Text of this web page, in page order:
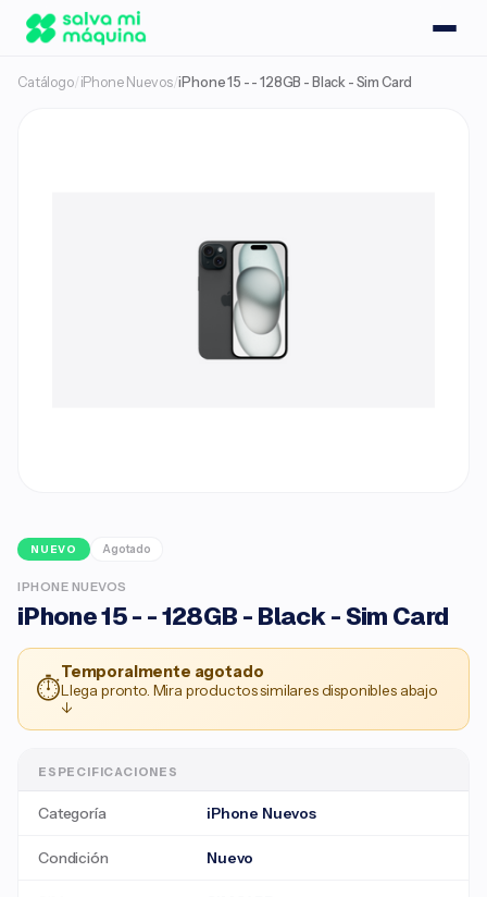
Catálogo/ iPhone Nuevos/iPhone 15 - - 128GB - Black - Sim Card
NUEVO Agotado
IPHONE NUEVOS
iPhone 15 - - 128GB - Black - Sim Card
⏱
Temporalmente agotado
Llega pronto. Mira productos similares disponibles abajo
↓
ESPECIFICACIONES
Categoría iPhone Nuevos
Condición Nuevo